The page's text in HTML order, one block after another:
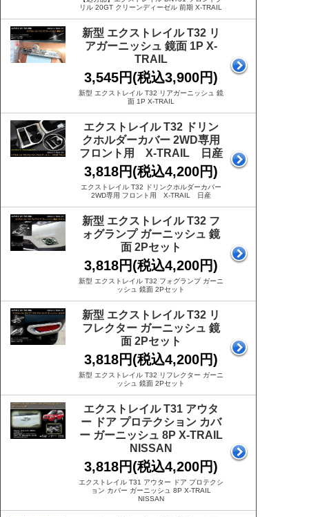
リル 20GT クリーンディーゼル 前期 X-TRAIL
新型 エクストレイル T32 リ
アガーニッシュ 鏡面 1P X-
TRAIL
3,545円(税込3,900円)
新型 エクストレイル T32 リアガーニッシュ 鏡
面 1P X-TRAIL
エクストレイル T32 ドリン
クホルダーカバー 2WD専用
フロント用 X-TRAIL 日産
3,818円(税込4,200円)
エクストレイル T32 ドリンクホルダーカバー
2WD専用 フロント用 X-TRAIL 日産
新型 エクストレイル T32 フ
ォグランプ ガーニッシュ 鏡
面 2Pセット
3,818円(税込4,200円)
新型 エクストレイル T32 フォグランプ ガーニ
ッシュ 鏡面 2Pセット
新型 エクストレイル T32 リ
フレクター ガーニッシュ 鏡
面 2Pセット
3,818円(税込4,200円)
新型 エクストレイル T32 リフレクター ガーニ
ッシュ 鏡面 2Pセット
エクストレイル T31 アウタ
ー ドア プロテクション カバ
ー ガーニッシュ 8P X-TRAIL
NISSAN
3,818円(税込4,200円)
エクストレイル T31 アウター ドア プロテクシ
ョン カバー ガーニッシュ 8P X-TRAIL
NISSAN